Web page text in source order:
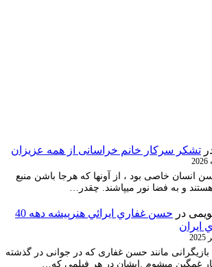
تشکر سرکار خانم خراسانی از همه عزیزان
انسان خاصی بود ، از آونها که هرجا باشن منبع
و به فضا نور میپاشند. چقدر…
در
حسن غفاري ايرائي هنرپيشه دهه 40
ايران
بازیگرانی مانند حسن غفاری که در جوانی در گذشته
غمگین میشوم .ایشان در هر فیلمی که…